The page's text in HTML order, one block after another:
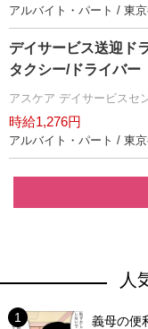
アルバイト・パート / 東
デイサービス送迎ド
タクシー/ドライバー
アスケア デイサービスセ
時給1,276円
アルバイト・パート / 東
人
義母の便